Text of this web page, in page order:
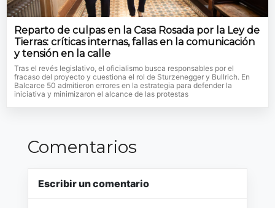
Reparto de culpas en la Casa Rosada por la Ley de
Tierras: críticas internas, fallas en la comunicación
y tensión en la calle
Tras el revés legislativo, el oficialismo busca responsables por el
fracaso del proyecto y cuestiona el rol de Sturzenegger y Bullrich. En
Balcarce 50 admitieron errores en la estrategia para defender la
iniciativa y minimizaron el alcance de las protestas
Comentarios
Escribir un comentario